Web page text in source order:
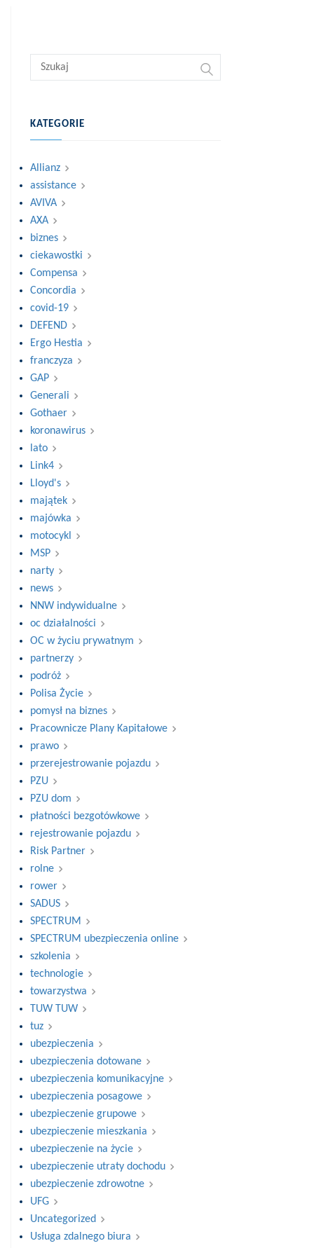
KATEGORIE
Allianz
assistance
AVIVA
AXA
biznes
ciekawostki
Compensa
Concordia
covid-19
DEFEND
Ergo Hestia
franczyza
GAP
Generali
Gothaer
koronawirus
lato
Link4
Lloyd's
majątek
majówka
motocykl
MSP
narty
news
NNW indywidualne
oc działalności
OC w życiu prywatnym
partnerzy
podróż
Polisa Życie
pomysł na biznes
Pracownicze Plany Kapitałowe
prawo
przerejestrowanie pojazdu
PZU
PZU dom
płatności bezgotówkowe
rejestrowanie pojazdu
Risk Partner
rolne
rower
SADUS
SPECTRUM
SPECTRUM ubezpieczenia online
szkolenia
technologie
towarzystwa
TUW TUW
tuz
ubezpieczenia
ubezpieczenia dotowane
ubezpieczenia komunikacyjne
ubezpieczenia posagowe
ubezpieczenie grupowe
ubezpieczenie mieszkania
ubezpieczenie na życie
ubezpieczenie utraty dochodu
ubezpieczenie zdrowotne
UFG
Uncategorized
Usługa zdalnego biura